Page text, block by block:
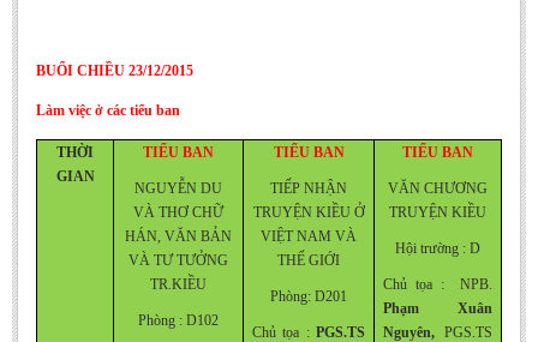
BUỔI CHIỀU 23/12/2015
Làm việc ở các tiểu ban
THỜI
GIAN
TIỂU BAN
NGUYỄN DU
VÀ THƠ CHỮ
HÁN, VĂN BẢN
VÀ TƯ TƯỞNG
TR.KIỀU
Phòng : D102
TIỂU BAN
TIẾP NHẬN
TRUYỆN KIỀU Ở
VIỆT NAM VÀ
THẾ GIỚI
Phòng: D201
Chủ tọa : PGS.TS
TIỂU BAN
VĂN CHƯƠNG
TRUYỆN KIỀU
Hội trường : D
Chủ tọa : NPB.
Phạm Xuân
Nguyên, PGS.TS